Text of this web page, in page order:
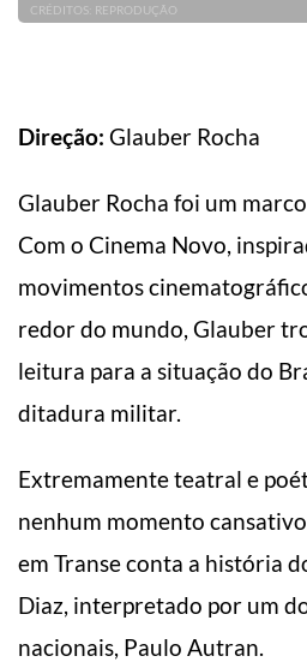
CRÉDITOS: REPRODUÇÃO
Direção: Glauber Rocha
Glauber Rocha foi um
Com o Cinema Novo,
movimentos
redor do mundo, Glauber
leitura para a situação do
ditadura militar.
Extremamente teatral e
nenhum momento
em Transe conta a história
Diaz, interpretado por um
nacionais, Paulo Autran.